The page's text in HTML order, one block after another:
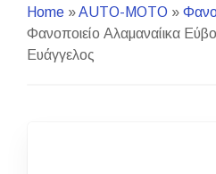
Home »AUTO-MOTO »
Φανοποιείο Αλαμαναίικα
Ευάγγελος